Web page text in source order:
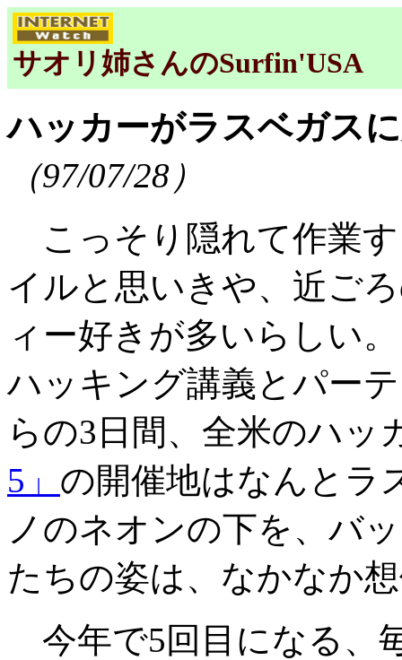
サオリ姉さんのSurfin'USA
ハッカーがラスベガス
（97/07/28）
こっそり隠れて作業
イルと思いきや、近ご
ィー好きが多いらしい
ハッキング講義とパー
らの3日間、全米のハッ
5」 の開催地はなんとラ
ノのネオンの下を、バ
たちの姿は、なかなか
今年で5回目になる、